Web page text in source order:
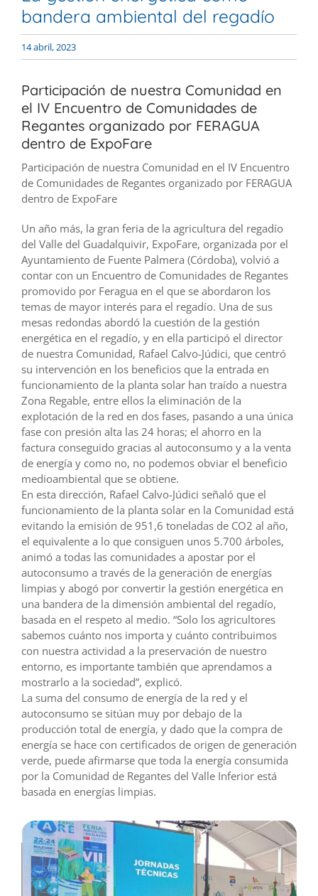
bandera ambiental del regadío
14 abril, 2023
Participación de nuestra Comunidad en
el IV Encuentro de Comunidades de
Regantes organizado por FERAGUA
dentro de ExpoFare
Participación de nuestra Comunidad en el IV Encuentro
de Comunidades de Regantes organizado por FERAGUA
dentro de ExpoFare
Un año más, la gran feria de la agricultura del regadío
del Valle del Guadalquivir, ExpoFare, organizada por el
Ayuntamiento de Fuente Palmera (Córdoba), volvió a
contar con un Encuentro de Comunidades de Regantes
promovido por Feragua en el que se abordaron los
temas de mayor interés para el regadío. Una de sus
mesas redondas abordó la cuestión de la gestión
energética en el regadío, y en ella participó el director
de nuestra Comunidad, Rafael Calvo-Júdici, que centró
su intervención en los beneficios que la entrada en
funcionamiento de la planta solar han traído a nuestra
Zona Regable, entre ellos la eliminación de la
explotación de la red en dos fases, pasando a una única
fase con presión alta las 24 horas; el ahorro en la
factura conseguido gracias al autoconsumo y a la venta
de energía y como no, no podemos obviar el beneficio
medioambiental que se obtiene.
En esta dirección, Rafael Calvo-Júdici señaló que el
funcionamiento de la planta solar en la Comunidad está
evitando la emisión de 951,6 toneladas de CO2 al año,
el equivalente a lo que consiguen unos 5.700 árboles,
animó a todas las comunidades a apostar por el
autoconsumo a través de la generación de energías
limpias y abogó por convertir la gestión energética en
una bandera de la dimensión ambiental del regadío,
basada en el respeto al medio. “Solo los agricultores
sabemos cuánto nos importa y cuánto contribuimos
con nuestra actividad a la preservación de nuestro
entorno, es importante también que aprendamos a
mostrarlo a la sociedad”, explicó.
La suma del consumo de energía de la red y el
autoconsumo se sitúan muy por debajo de la
producción total de energía, y dado que la compra de
energía se hace con certificados de origen de generación
verde, puede afirmarse que toda la energía consumida
por la Comunidad de Regantes del Valle Inferior está
basada en energías limpias.